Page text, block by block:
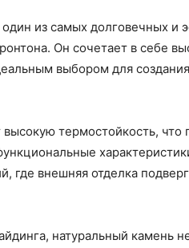
из самых долговечных и
Он сочетает в себе
выбором для
термостойкость, что
где внешняя отделка
натуральный камень